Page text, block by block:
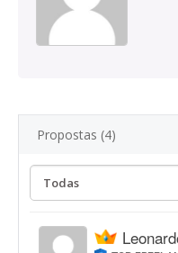
Propostas (4)